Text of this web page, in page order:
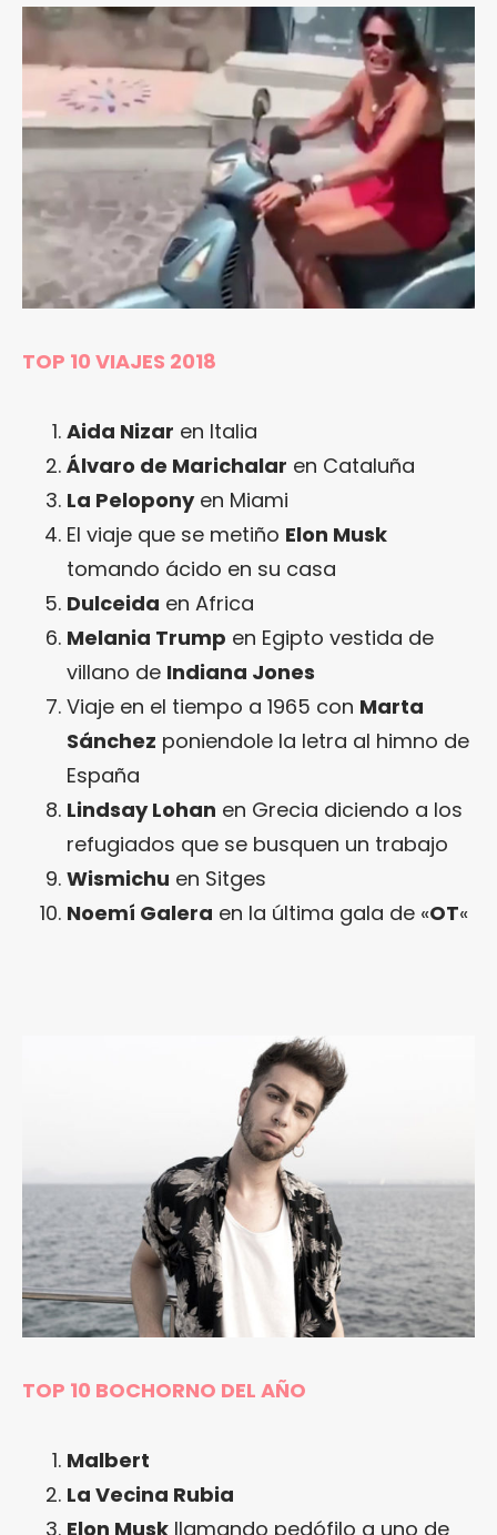
TOP 10 VIAJES 2018
Aida Nizar en Italia
Álvaro de Marichalar en Cataluña
La Peloponyen Miami
El viaje que se metiño Elon Musk
tomando ácido en su casa
Dulceida en Africa
Melania Trump en Egipto vestida de
villano de Indiana Jones
Viaje en el tiempo a 1965 con Marta
Sánchez poniendole la letra al himno de
España
Lindsay Lohan en Grecia diciendo a los
refugiados que se busquen un trabajo
Wismichu en Sitges
Noemí Galera en la última gala de «OT«
TOP 10 BOCHORNO DEL AÑO
Malbert
La Vecina Rubia
Elon Musk llamando pedófilo a uno de